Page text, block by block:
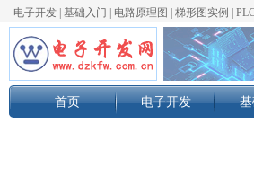
电子开发 基础入门 电路原理图 梯形图实例
首页 电子开发